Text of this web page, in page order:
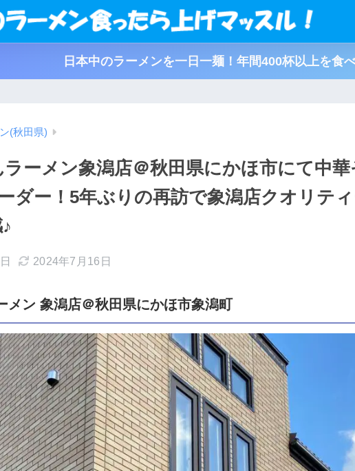
日本中のラーメンを一日一麺！年間400杯以上を食
(秋田県)
ーメン象潟店＠秋田県にかほ市にて中
ダー！5年ぶりの再訪で象潟店クオリテ
2024年7月16日
メン 象潟店＠秋田県にかほ市象潟町